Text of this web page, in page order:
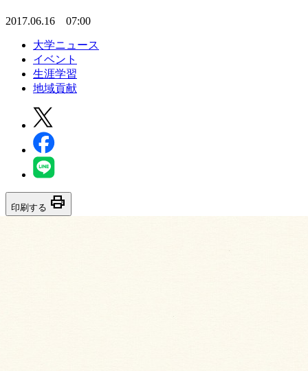
2017.06.16 07:00
大学ニュース
イベント
生涯学習
地域貢献
印刷する print